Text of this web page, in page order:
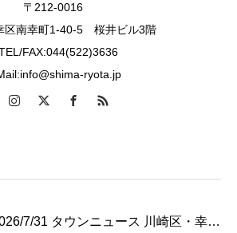
〒212-0016
区南幸町1-40-5 桜井ビル3階
FAX:044(522)3636
ryota.jp
7/31 タウンニュース 川崎区・幸…